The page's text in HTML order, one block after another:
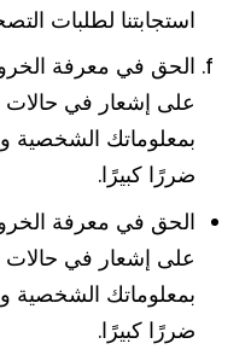
استجابتنا لطلبات
الحق في معرفة
على إشعار في
بمعلوماتك
ضررًا كبيرًا.
الحق في معرفة
على إشعار في
بمعلوماتك
ضررًا كبيرًا.